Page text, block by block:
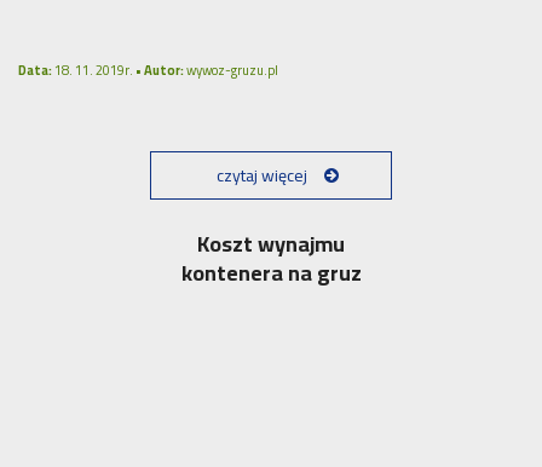
Data:18. 11. 2019r. •Autor:wywoz-gruzu.pl
czytaj więcej
Koszt wynajmu
kontenera na gruz